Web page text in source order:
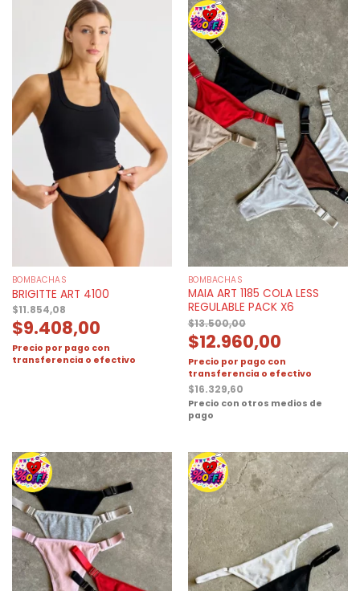
BOMBACHAS
BRIGITTE ART 4100
$11.854,08
$9.408,00
Precio por pago con
transferencia o efectivo
BOMBACHAS
MAIA ART 1185 COLA LESS
REGULABLE PACK X6
$13.500,00
$12.960,00
Precio por pago con
transferencia o efectivo
$16.329,60
Precio con otros medios de
pago